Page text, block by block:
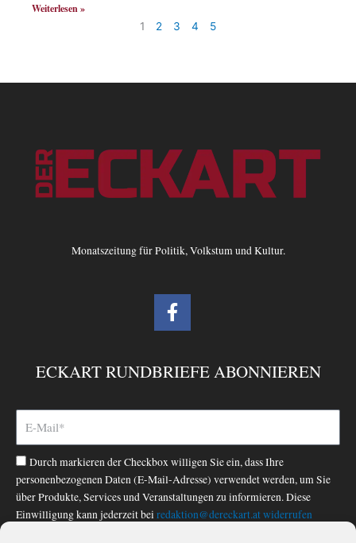
Weiterlesen »
1 2 3 4 5
Monatszeitung für Politik, Volkstum und Kultur.
F
a
b
o
-
f
ECKART RUNDBRIEFE ABONNIEREN
Durch markieren der Checkbox willigen Sie ein, dass Ihre
personenbezogenen Daten (E-Mail-Adresse) verwendet werden, um Sie
über Produkte, Services und Veranstaltungen zu informieren. Diese
Einwilligung kann jederzeit bei redaktion@dereckart.atwiderrufen